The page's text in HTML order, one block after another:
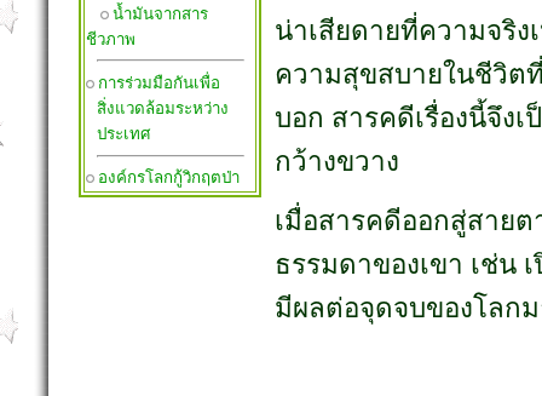
น้ำมันจากสาร
ชีวภาพ
การร่วมมือกันเพื่อ
สิ่งแวดล้อมระหว่าง
ประเทศ
องค์กรโลกกู้วิกฤตป่า
น่าเสียดายที่ความจริง
ความสุขสบายในชีวิต
บอก สารคดีเรื่องนี้จึง
กว้างขวาง
เมื่อสารคดีออกสู่สาย
ธรรมดาของเขา เช่น
มีผลต่อจุดจบของโลกม